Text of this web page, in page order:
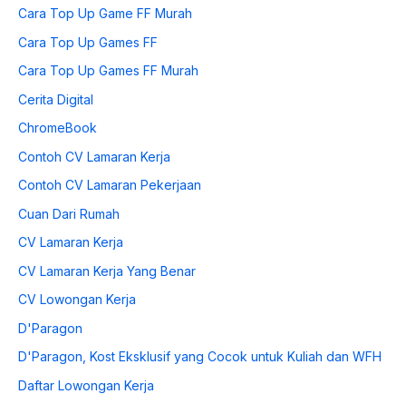
Cara Top Up Game FF Murah
Cara Top Up Games FF
Cara Top Up Games FF Murah
Cerita Digital
ChromeBook
Contoh CV Lamaran Kerja
Contoh CV Lamaran Pekerjaan
Cuan Dari Rumah
CV Lamaran Kerja
CV Lamaran Kerja Yang Benar
CV Lowongan Kerja
D'Paragon
D'Paragon, Kost Eksklusif yang Cocok untuk Kuliah dan WFH
Daftar Lowongan Kerja